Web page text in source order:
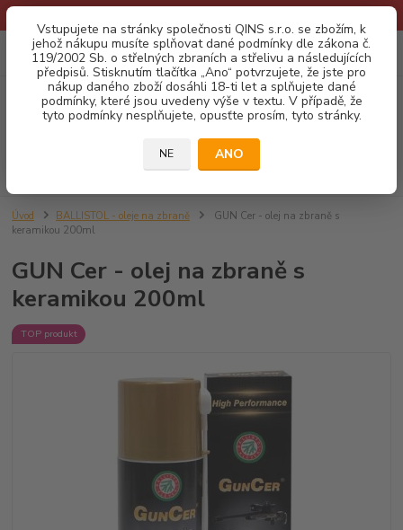
Vstupujete na stránky společnosti QINS s.r.o. se zbožím, k
jehož nákupu musíte splňovat dané podmínky dle zákona č.
119/2002 Sb. o střelných zbraních a střelivu a následujících
předpisů. Stisknutím tlačítka „Ano“ potvrzujete, že jste pro
nákup daného zboží dosáhli 18-ti let a splňujete dané
podmínky, které jsou uvedeny výše v textu. V případě, že
tyto podmínky nesplňujete, opusťte prosím, tyto stránky.
NE ANO
Menu
CZK 0
za0,00 Kč
Úvod BALLISTOL - oleje na zbraně
GUN Cer - olej na zbraně s
keramikou 200ml
GUN Cer - olej na zbraně s
keramikou 200ml
TOP produkt